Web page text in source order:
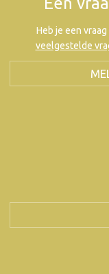
Heb je een
veelgestelde